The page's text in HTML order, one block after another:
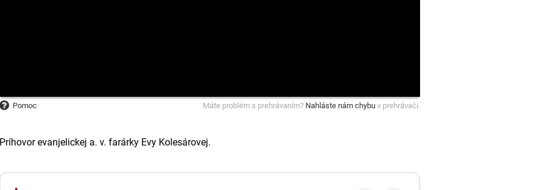
Pomoc Máte problém s prehrávaním? Nahláste nám chybu v prehrávači.
Príhovor evanjelickej a. v. farárky Evy Kolesárovej.